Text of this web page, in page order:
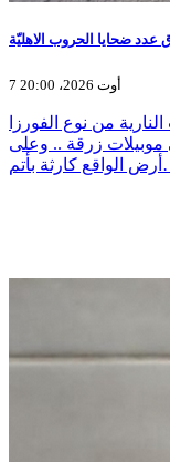
ضحايا الحروب الاهليّة
7 أوت 2026، 20:00
من نوع الفورزا
موبيلات زرقة .. وعلى
بأتم…